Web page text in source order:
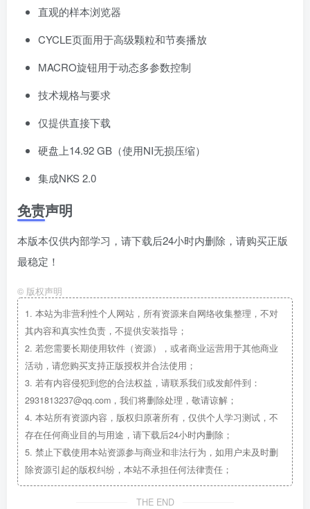
直观的样本浏览器
CYCLE页面用于高级颗粒和节奏播放
MACRO旋钮用于动态多参数控制
技术规格与要求
仅提供直接下载
硬盘上14.92 GB（使用NI无损压缩）
集成NKS 2.0
免责声明
本版本仅供内部学习，请下载后24小时内删除，请购买正版
最稳定！
© 版权声明
1. 本站为非营利性个人网站，所有资源来自网络收集整理，不对
其内容和真实性负责，不提供安装指导；
2. 若您需要长期使用软件（资源），或者商业运营用于其他商业
活动，请您购买支持正版授权并合法使用；
3. 若有内容侵犯到您的合法权益，请联系我们或发邮件到：
2931813237@qq.com，我们将删除处理，敬请谅解；
4. 本站所有资源内容，版权归原著所有，仅供个人学习测试，不
存在任何商业目的与用途，请下载后24小时内删除；
5. 禁止下载使用本站资源参与商业和非法行为，如用户未及时删
除资源引起的版权纠纷，本站不承担任何法律责任；
THE END